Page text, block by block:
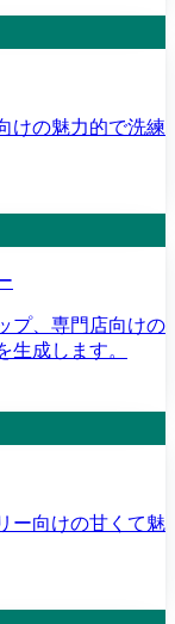
けの魅力的で洗練
プ、専門店向けの
生成します。
ー向けの甘くて魅